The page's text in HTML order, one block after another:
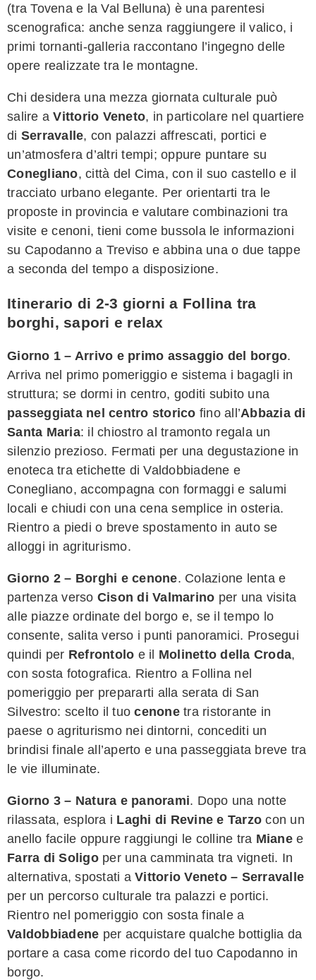
(tra Tovena e la Val Belluna) è una parentesi
scenografica: anche senza raggiungere il valico, i
primi tornanti-galleria raccontano l’ingegno delle
opere realizzate tra le montagne.
Chi desidera una mezza giornata culturale può
salire aVittorio Veneto, in particolare nel quartiere
di Serravalle, con palazzi affrescati, portici e
un’atmosfera d’altri tempi; oppure puntare su
Conegliano, città del Cima, con il suo castello e il
tracciato urbano elegante. Per orientarti tra le
proposte in provincia e valutare combinazioni tra
visite e cenoni, tieni come bussola le informazioni
su Capodanno a Treviso e abbina una o due tappe
a seconda del tempo a disposizione.
Itinerario di 2-3 giorni a Follina tra
borghi, sapori e relax
Giorno 1 – Arrivo e primo assaggio del borgo.
Arriva nel primo pomeriggio e sistema i bagagli in
struttura; se dormi in centro, goditi subito una
passeggiata nel centro storico fino all’Abbazia di
Santa Maria: il chiostro al tramonto regala un
silenzio prezioso. Fermati per una degustazione in
enoteca tra etichette di Valdobbiadene e
Conegliano, accompagna con formaggi e salumi
locali e chiudi con una cena semplice in osteria.
Rientro a piedi o breve spostamento in auto se
alloggi in agriturismo.
Giorno 2 – Borghi e cenone. Colazione lenta e
partenza verso Cison di Valmarino per una visita
alle piazze ordinate del borgo e, se il tempo lo
consente, salita verso i punti panoramici. Prosegui
quindi per Refrontolo e il Molinetto della Croda,
con sosta fotografica. Rientro a Follina nel
pomeriggio per prepararti alla serata di San
Silvestro: scelto il tuocenonetra ristorante in
paese o agriturismo nei dintorni, concediti un
brindisi finale all’aperto e una passeggiata breve tra
le vie illuminate.
Giorno 3 – Natura e panorami. Dopo una notte
rilassata, esplora i Laghi di Revine e Tarzo con un
anello facile oppure raggiungi le colline tra Mianee
Farra di Soligoper una camminata tra vigneti. In
alternativa, spostati a Vittorio Veneto – Serravalle
per un percorso culturale tra palazzi e portici.
Rientro nel pomeriggio con sosta finale a
Valdobbiadene per acquistare qualche bottiglia da
portare a casa come ricordo del tuo Capodanno in
borgo.